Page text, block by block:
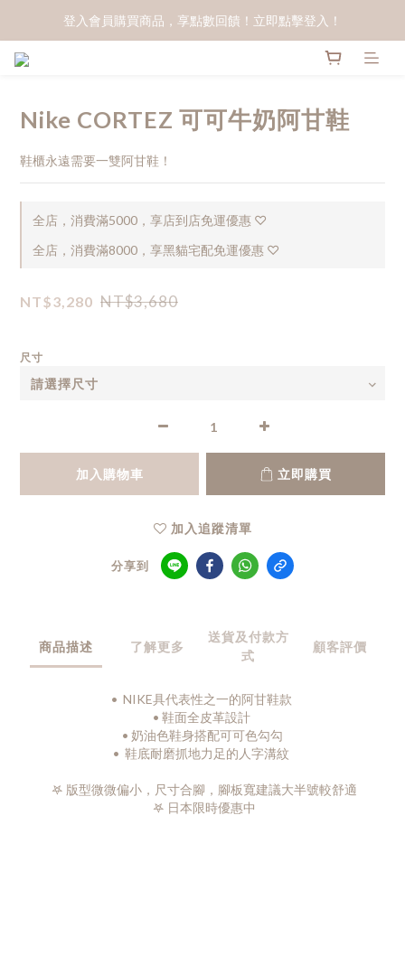
登入會員購買商品，享點數回饋！立即點擊登入！
Nike CORTEZ 可可牛奶阿甘鞋
鞋櫃永遠需要一雙阿甘鞋！
全店，消費滿5000，享店到店免運優惠 ♡
全店，消費滿8000，享黑貓宅配免運優惠 ♡
NT$3,280 NT$3,680
尺寸
加入購物車 立即購買
加入追蹤清單
分享到
商品描述 了解更多
送貨及付款方
式
顧客評價
• NIKE具代表性之一的阿甘鞋款
• 鞋面全皮革設計
• 奶油色鞋身搭配可可色勾勾
• 鞋底耐磨抓地力足的人字溝紋
𖤐 版型微微偏小，尺寸合腳，腳板寬建議大半號較舒適
𖤐 日本限時優惠中